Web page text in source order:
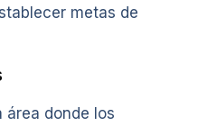
metas de
área donde los